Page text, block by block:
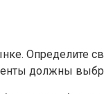
Определите
должны